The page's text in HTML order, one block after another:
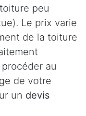
peu
Le prix varie
de la toiture
au
de votre
un devis